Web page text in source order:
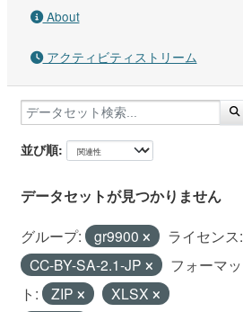
About
アクティビティストリーム
並び順
データセットが見つかりません
グループ: gr9900
ライセンス:
CC-BY-SA-2.1-JP
フォーマッ
ト:
ZIP
XLSX